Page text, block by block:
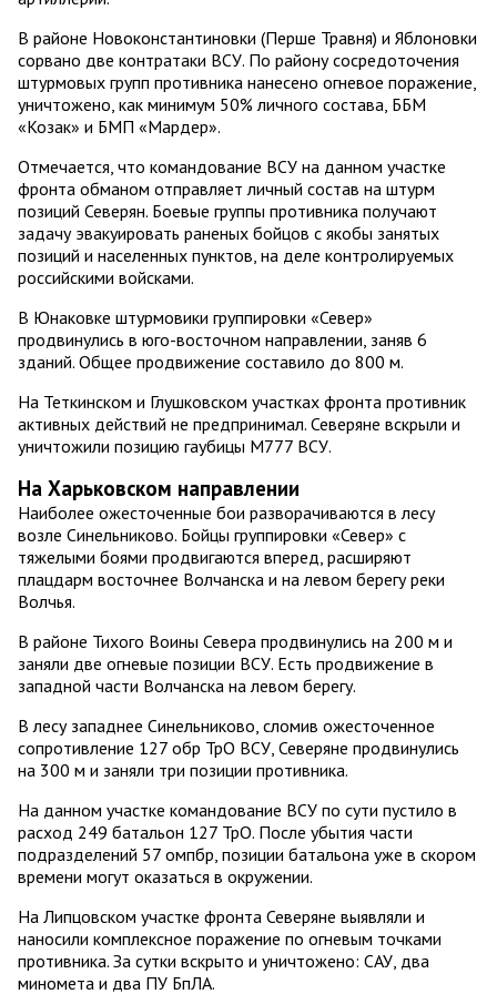
В районе Новоконстантиновки (Перше Травня) и Яблоновки
сорвано две контратаки ВСУ. По району сосредоточения
штурмовых групп противника нанесено огневое поражение,
уничтожено, как минимум 50% личного состава, ББМ
«Козак» и БМП «Мардер».
Отмечается, что командование ВСУ на данном участке
фронта обманом отправляет личный состав на штурм
позиций Северян. Боевые группы противника получают
задачу эвакуировать раненых бойцов с якобы занятых
позиций и населенных пунктов, на деле контролируемых
российскими войсками.
В Юнаковке штурмовики группировки «Север»
продвинулись в юго-восточном направлении, заняв 6
зданий. Общее продвижение составило до 800 м.
На Теткинском и Глушковском участках фронта противник
активных действий не предпринимал. Северяне вскрыли и
уничтожили позицию гаубицы М777 ВСУ.
На Харьковском направлении
Наиболее ожесточенные бои разворачиваются в лесу
возле Синельниково. Бойцы группировки «Север» с
тяжелыми боями продвигаются вперед, расширяют
плацдарм восточнее Волчанска и на левом берегу реки
Волчья.
В районе Тихого Воины Севера продвинулись на 200 м и
заняли две огневые позиции ВСУ. Есть продвижение в
западной части Волчанска на левом берегу.
В лесу западнее Синельниково, сломив ожесточенное
сопротивление 127 обр ТрО ВСУ, Северяне продвинулись
на 300 м и заняли три позиции противника.
На данном участке командование ВСУ по сути пустило в
расход 249 батальон 127 ТрО. После убытия части
подразделений 57 омпбр, позиции батальона уже в скором
времени могут оказаться в окружении.
На Липцовском участке фронта Северяне выявляли и
наносили комплексное поражение по огневым точками
противника. За сутки вскрыто и уничтожено: САУ, два
миномета и два ПУ БпЛА.